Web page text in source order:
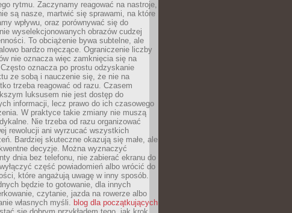
rytmu. Zaczynamy reagować na nastroje,
są nasze, martwić się sprawami, na które
wpływu, oraz porównywać się do
wyselekcjonowanych obrazów cudzej
To obciążenie bywa subtelne, ale
bardzo męczące. Ograniczenie liczby
nie oznacza więc zamknięcia się na
oznacza po prostu odzyskanie
ze sobą i nauczenie się, że nie na
trzeba reagować od razu. Czasem
luksusem nie jest dostęp do
informacji, lecz prawo do ich czasowego
W praktyce takie zmiany nie muszą
Nie trzeba od razu organizować
rewolucji ani wyrzucać wszystkich
Bardziej skuteczne okazują się małe, ale
decyzje. Można wyznaczyć
dnia bez telefonu, nie zabierać ekranu do
część powiadomień albo wrócić do
które angażują uwagę w inny sposób.
będzie to gotowanie, dla innych
czytanie, jazda na rowerze albo
własnych myśli. blog dla początkujących